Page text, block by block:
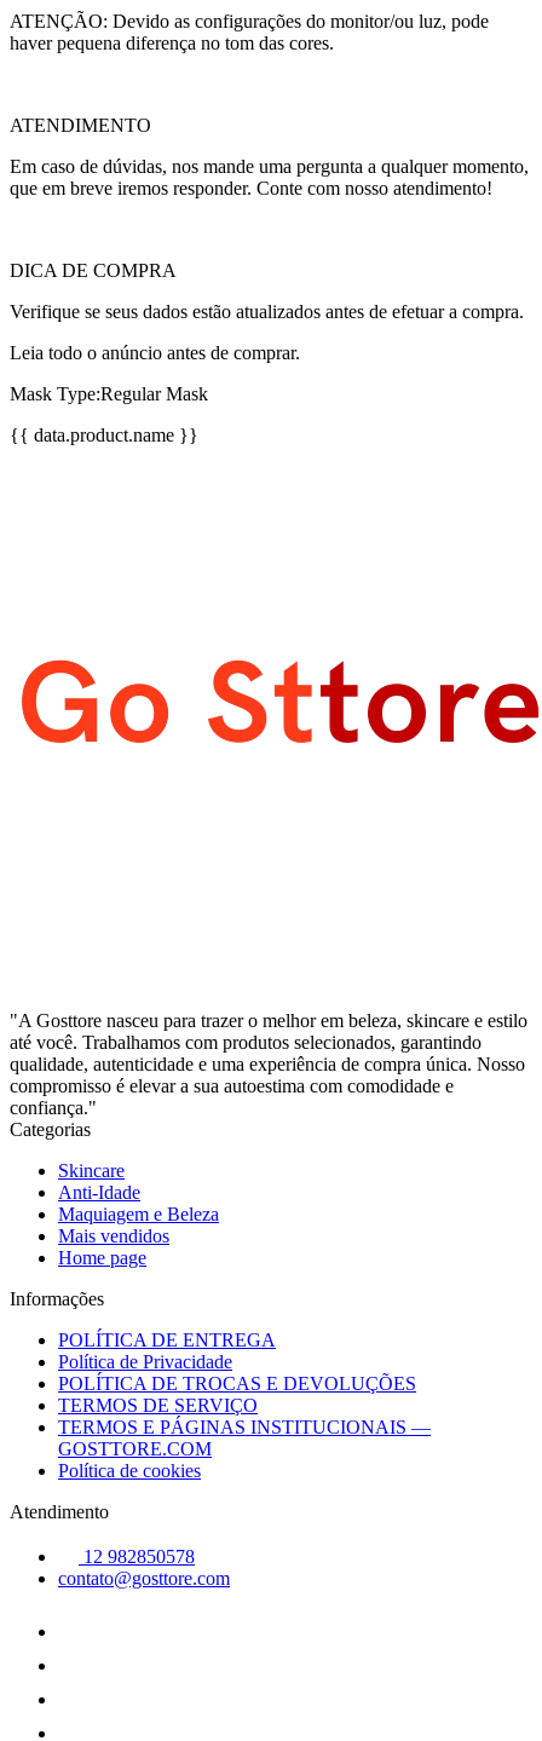
ATENÇÃO: Devido as configurações do monitor/ou luz, pode
haver pequena diferença no tom das cores.
ATENDIMENTO
Em caso de dúvidas, nos mande uma pergunta a qualquer momento,
que em breve iremos responder. Conte com nosso atendimento!
DICA DE COMPRA
Verifique se seus dados estão atualizados antes de efetuar a compra.
Leia todo o anúncio antes de comprar.
Mask Type:Regular Mask
{{ data.product.name }}
"A Gosttore nasceu para trazer o melhor em beleza, skincare e estilo
até você. Trabalhamos com produtos selecionados, garantindo
qualidade, autenticidade e uma experiência de compra única. Nosso
compromisso é elevar a sua autoestima com comodidade e
confiança."
Categorias
Skincare
Anti-Idade
Maquiagem e Beleza
Mais vendidos
Home page
Informações
POLÍTICA DE ENTREGA
Política de Privacidade
POLÍTICA DE TROCAS E DEVOLUÇÕES
TERMOS DE SERVIÇO
TERMOS E PÁGINAS INSTITUCIONAIS —
GOSTTORE.COM
Política de cookies
Atendimento
12 982850578
contato@gosttore.com